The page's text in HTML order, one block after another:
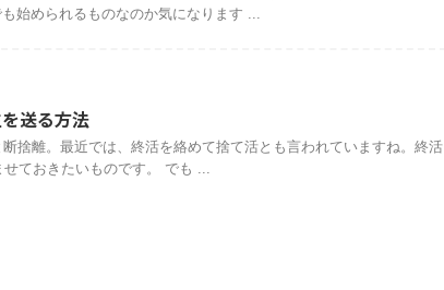
始められるものなのか気になります ...
送る方法
捨離。最近では、終活を絡めて捨て活とも言われていますね。終活
ておきたいものです。 でも ...